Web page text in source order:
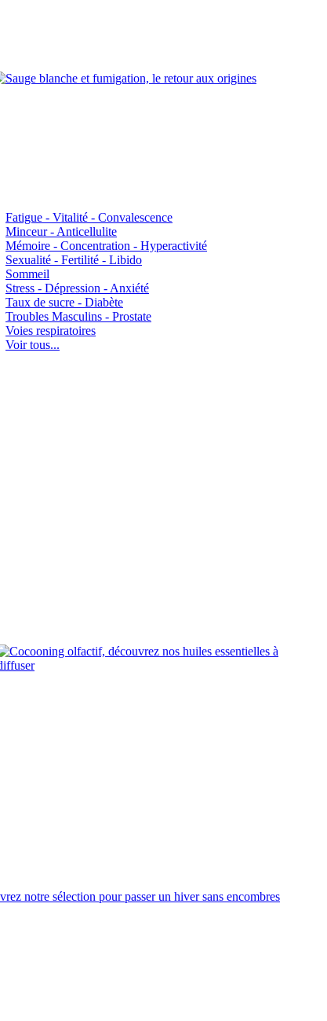
Fatigue - Vitalité - Convalescence
Minceur - Anticellulite
Mémoire - Concentration - Hyperactivité
Sexualité - Fertilité - Libido
Sommeil
Stress - Dépression - Anxiété
Taux de sucre - Diabète
Troubles Masculins - Prostate
Voies respiratoires
Voir tous...